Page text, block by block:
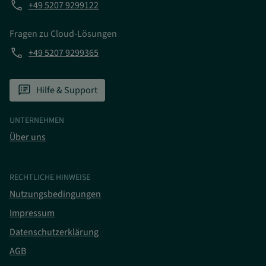
phone +49 5207 9299122
Fragen zu Cloud-Lösungen
phone +49 5207 9299365
speaker_notes Hilfe & Support
UNTERNEHMEN
Über uns
RECHTLICHE HINWEISE
Nutzungsbedingungen
Impressum
Datenschutzerklärung
AGB